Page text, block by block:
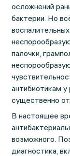
осложнений
бактерии. Но
палочки,
антибиотикам
существенно
В настоящее
возможного.
диагностика,